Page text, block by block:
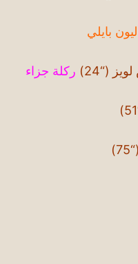
بايلي
(“24) ركلة جزاء